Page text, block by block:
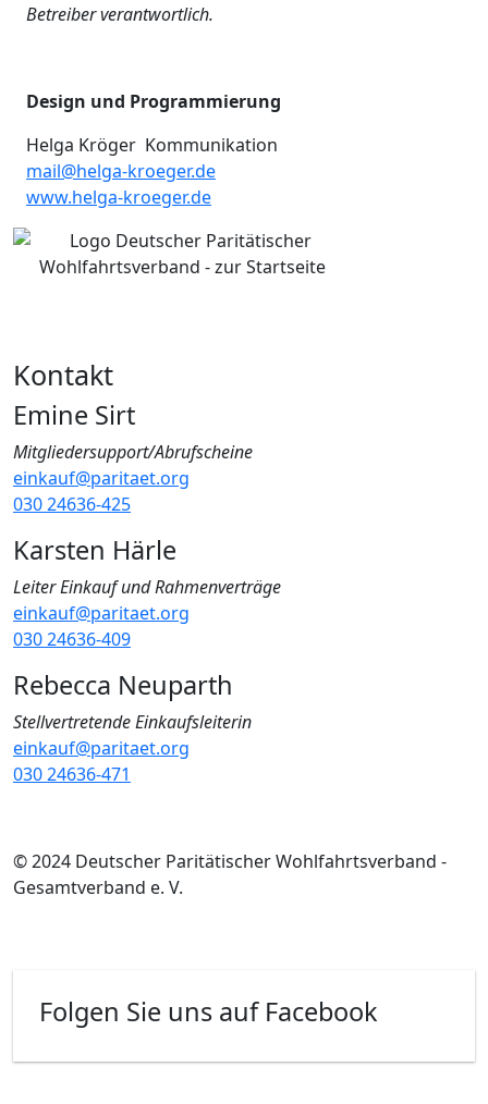
Betreiber verantwortlich.
Design und Programmierung
Helga Kröger Kommunikation
mail@helga-kroeger.de
www.helga-kroeger.de
Kontakt
Emine Sirt
Mitgliedersupport/Abrufscheine
einkauf@paritaet.org
030 24636-425
Karsten Härle
Leiter Einkauf und Rahmenverträge
einkauf@paritaet.org
030 24636-409
Rebecca Neuparth
Stellvertretende Einkaufsleiterin
einkauf@paritaet.org
030 24636-471
© 2024 Deutscher Paritätischer Wohlfahrtsverband -
Gesamtverband e. V.
Folgen Sie uns auf Facebook